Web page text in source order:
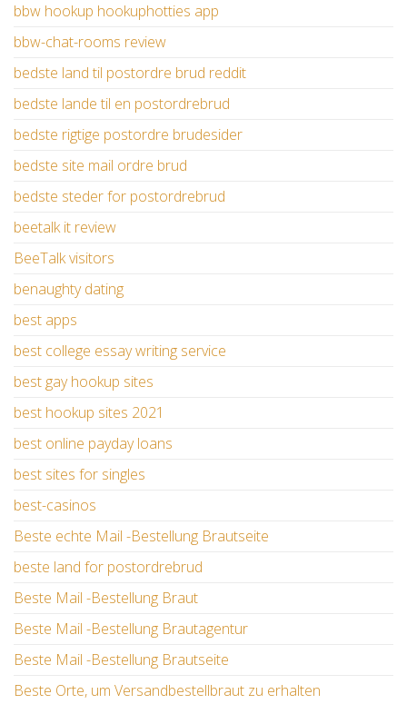
bbw hookup hookuphotties app
bbw-chat-rooms review
bedste land til postordre brud reddit
bedste lande til en postordrebrud
bedste rigtige postordre brudesider
bedste site mail ordre brud
bedste steder for postordrebrud
beetalk it review
BeeTalk visitors
benaughty dating
best apps
best college essay writing service
best gay hookup sites
best hookup sites 2021
best online payday loans
best sites for singles
best-casinos
Beste echte Mail -Bestellung Brautseite
beste land for postordrebrud
Beste Mail -Bestellung Braut
Beste Mail -Bestellung Brautagentur
Beste Mail -Bestellung Brautseite
Beste Orte, um Versandbestellbraut zu erhalten